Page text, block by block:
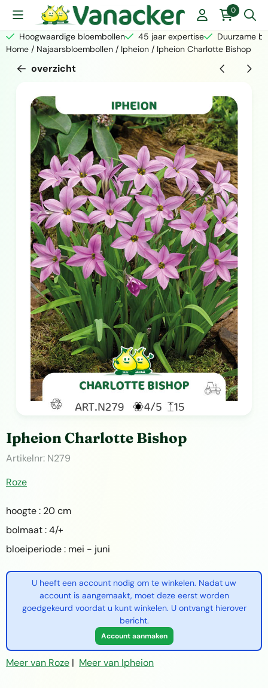
Cookievoorkeuren zijn momenteel gesloten. 0
Hoogwaardige bloembollen 45 jaar expertise
Duurzame
Home / Najaarsbloembollen / Ipheion / Ipheion Charlotte Bishop
overzicht
Ipheion Charlotte Bishop
Artikelnr: N279
Roze
hoogte : 20 cm
bolmaat : 4/+
bloeiperiode : mei - juni
U heeft een account nodig om te winkelen. Nadat uw
account is aangemaakt, moet deze eerst worden
goedgekeurd voordat u kunt winkelen. U ontvangt hierover
bericht.
Account aanmaken
Meer van Roze | Meer van Ipheion